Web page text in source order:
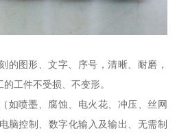
的图形、文字、序号，清晰、耐磨，
工件不受损、不变形。
如喷墨、腐蚀、电火花、冲压、丝网
脑控制、数字化输入及输出、无需制